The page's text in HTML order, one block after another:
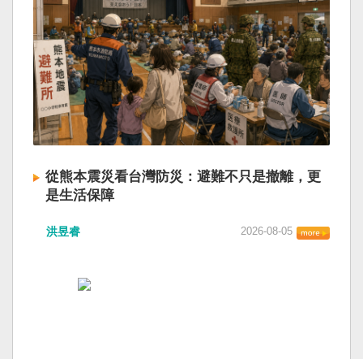
從熊本震災看台灣防災：避難不只是撤離，更
是生活保障
洪昱睿 2026-08-05